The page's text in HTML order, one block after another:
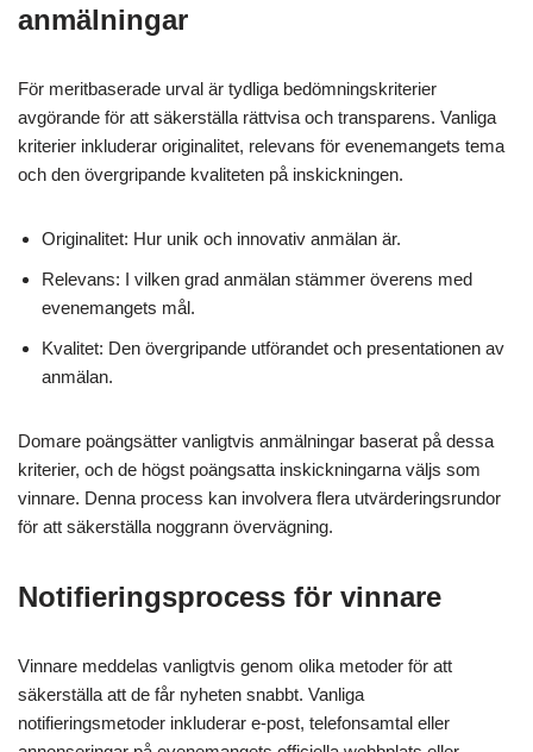
anmälningar
För meritbaserade urval är tydliga bedömningskriterier
avgörande för att säkerställa rättvisa och transparens. Vanliga
kriterier inkluderar originalitet, relevans för evenemangets tema
och den övergripande kvaliteten på inskickningen.
Originalitet: Hur unik och innovativ anmälan är.
Relevans: I vilken grad anmälan stämmer överens med
evenemangets mål.
Kvalitet: Den övergripande utförandet och presentationen av
anmälan.
Domare poängsätter vanligtvis anmälningar baserat på dessa
kriterier, och de högst poängsatta inskickningarna väljs som
vinnare. Denna process kan involvera flera utvärderingsrundor
för att säkerställa noggrann övervägning.
Notifieringsprocess för vinnare
Vinnare meddelas vanligtvis genom olika metoder för att
säkerställa att de får nyheten snabbt. Vanliga
notifieringsmetoder inkluderar e-post, telefonsamtal eller